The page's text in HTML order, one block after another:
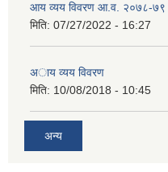
आय व्यय विवरण आ.व. २०७८-७९
मिति: 07/27/2022 - 16:27
अाय व्यय विवरण
मिति: 10/08/2018 - 10:45
अन्य